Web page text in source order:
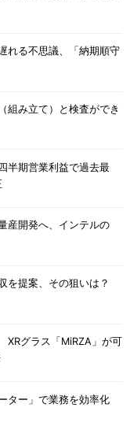
れる不思議、「納期順守
組み立て）と検査ができ
半期営業利益で過去最
産開発へ、インテルの
を提案、その狙いは？
グラス「MiRZA」が可
ター」で業務を効率化